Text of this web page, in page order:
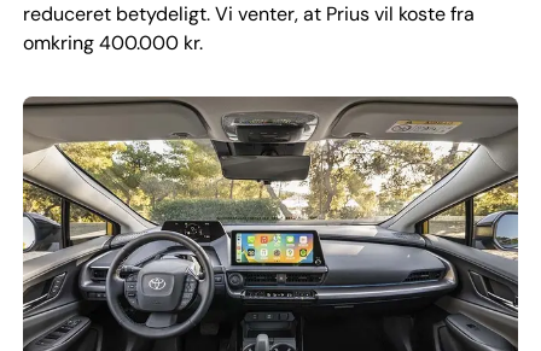
reduceret betydeligt. Vi venter, at Prius vil koste fra
omkring 400.000 kr.